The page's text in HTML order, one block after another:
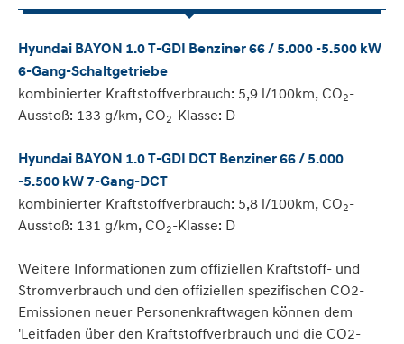
Hyundai BAYON 1.0 T-GDI Benziner 66 / 5.000 -5.500 kW
6-Gang-Schaltgetriebe
kombinierter Kraftstoffverbrauch: 5,9 l/100km, CO2-
Ausstoß: 133 g/km, CO2-Klasse: D
Hyundai BAYON 1.0 T-GDI DCT Benziner 66 / 5.000
-5.500 kW 7-Gang-DCT
kombinierter Kraftstoffverbrauch: 5,8 l/100km, CO2-
Ausstoß: 131 g/km, CO2-Klasse: D
Weitere Informationen zum offiziellen Kraftstoff- und
Stromverbrauch und den offiziellen spezifischen CO2-
Emissionen neuer Personenkraftwagen können dem
'Leitfaden über den Kraftstoffverbrauch und die CO2-